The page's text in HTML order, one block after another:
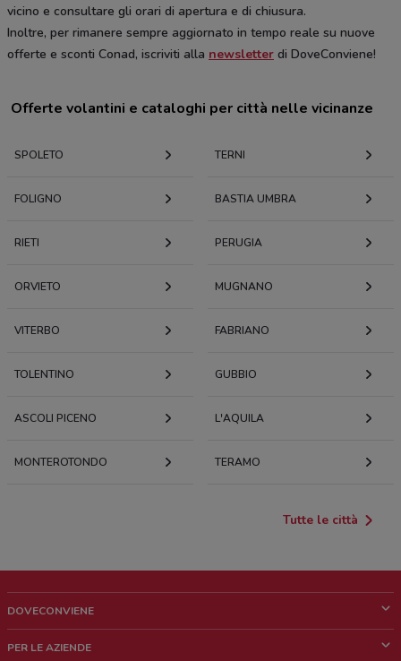
vicino e consultare gli orari di apertura e di chiusura.
Inoltre, per rimanere sempre aggiornato in tempo reale su nuove
offerte e sconti Conad, iscriviti alla newsletter di DoveConviene!
Offerte volantini e cataloghi per città nelle vicinanze
SPOLETO TERNI
FOLIGNO BASTIA UMBRA
RIETI PERUGIA
ORVIETO MUGNANO
VITERBO FABRIANO
TOLENTINO GUBBIO
ASCOLI PICENO L'AQUILA
MONTEROTONDO TERAMO
Tutte le città
DOVECONVIENE
PER LE AZIENDE